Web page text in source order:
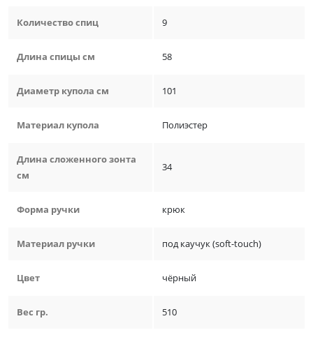
Количество спиц 9
Длина спицы см 58
Диаметр купола см 101
Материал купола Полиэстер
Длина сложенного зонта
см
34
Форма ручки крюк
Материал ручки под каучук (soft-touch)
Цвет чёрный
Вес гр. 510